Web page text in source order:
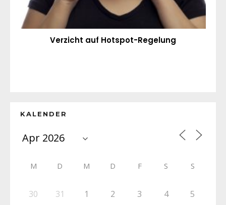
Verzicht auf Hotspot-Regelung
KALENDER
M D M D F S S
30 31 1 2 3 4 5